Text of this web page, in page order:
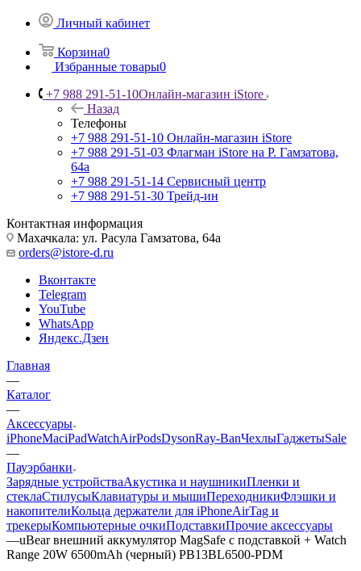
Личный кабинет
Корзина0
Избранные товары0
+7 988 291-51-10Онлайн-магазин iStore
Назад
Телефоны
+7 988 291-51-10 Онлайн-магазин iStore
+7 988 291-51-03 Флагман iStore на Р. Гамзатова,
64а
+7 988 291-51-14 Сервисный центр
+7 988 291-51-30 Трейд-ин
Контактная информация
Махачкала: ул. Расула Гамзатова, 64а
orders@istore-d.ru
Вконтакте
Telegram
YouTube
WhatsApp
Яндекс.Дзен
Главная
—
Каталог
—
Аксессуары
iPhoneMaciPadWatchAirPodsDysonRay-BanЧехлыГаджетыSale
—
Пауэрбанки
Зарядные устройстваАкустика и наушникиПленки и
стеклаСтилусыКлавиатуры и мышиПереходникиФлэшки и
накопителиКольца держатели для iPhoneAirTag и
трекерыКомпьютерные очкиПодставкиПрочие аксессуары
—uBear внешний аккумулятор MagSafe с подставкой + Watch
Range 20W 6500mAh (черный) PB13BL6500-PDM